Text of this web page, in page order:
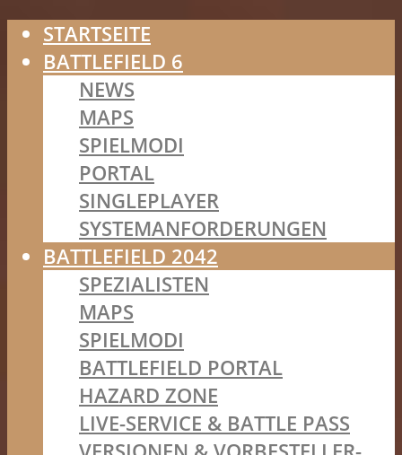
STARTSEITE
BATTLEFIELD 6
NEWS
MAPS
SPIELMODI
PORTAL
SINGLEPLAYER
SYSTEMANFORDERUNGEN
BATTLEFIELD 2042
SPEZIALISTEN
MAPS
SPIELMODI
BATTLEFIELD PORTAL
HAZARD ZONE
LIVE-SERVICE & BATTLE PASS